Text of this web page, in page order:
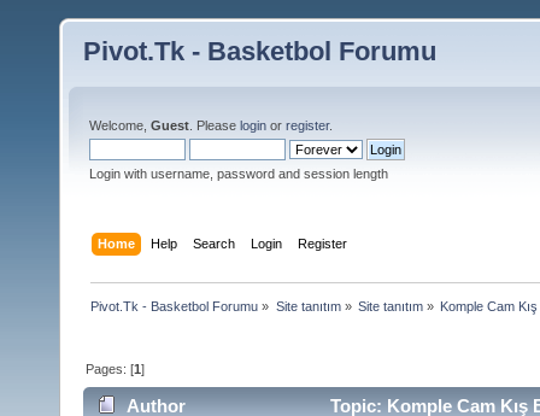
Pivot.Tk - Basketbol Forumu
Welcome, Guest . Please login or register.
Login with username, password and session length
Home Help Search Login Register
Pivot.Tk - Basketbol Forumu » Site tanıtım» Site tanıtım» Komple Cam
Pages: [1]
Author Topic: Komple Cam Kış